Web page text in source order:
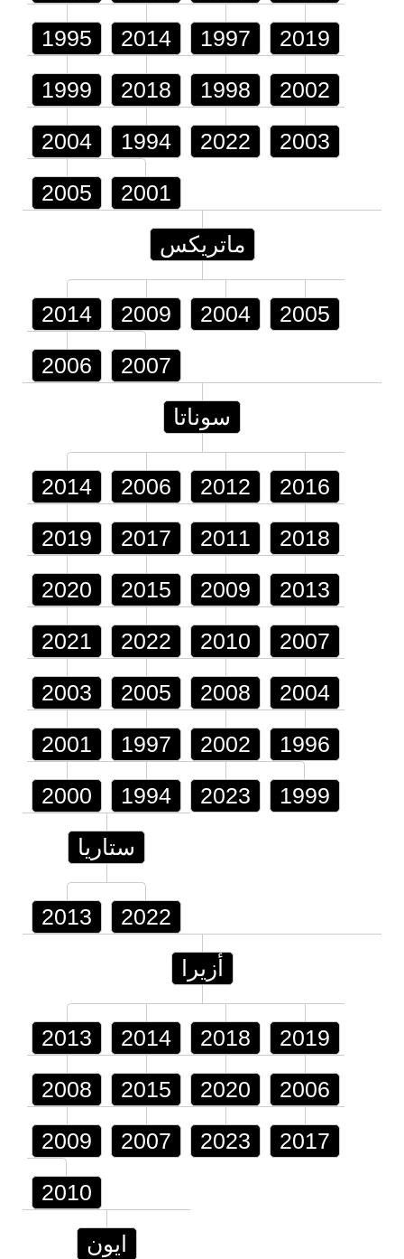
1995 2014 1997 2019
1999 2018 1998 2002
2004 1994 2022 2003
2005 2001
ماتريكس
2014 2009 2004 2005
2006 2007
سوناتا
2014 2006 2012 2016
2019 2017 2011 2018
2020 2015 2009 2013
2021 2022 2010 2007
2003 2005 2008 2004
2001 1997 2002 1996
2000 1994 2023 1999
ستاريا
2013 2022
أزيرا
2013 2014 2018 2019
2008 2015 2020 2006
2009 2007 2023 2017
2010
ايون